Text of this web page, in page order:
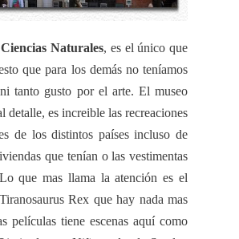
Naturales, es el único que
que para los demás no teníamos
tanto gusto por el arte. El museo
detalle, es increible las recreaciones
de los distintos países incluso de
que tenían o las vestimentas
que mas llama la atención es el
Tiranosaurus Rex que hay nada mas
películas tiene escenas aquí como